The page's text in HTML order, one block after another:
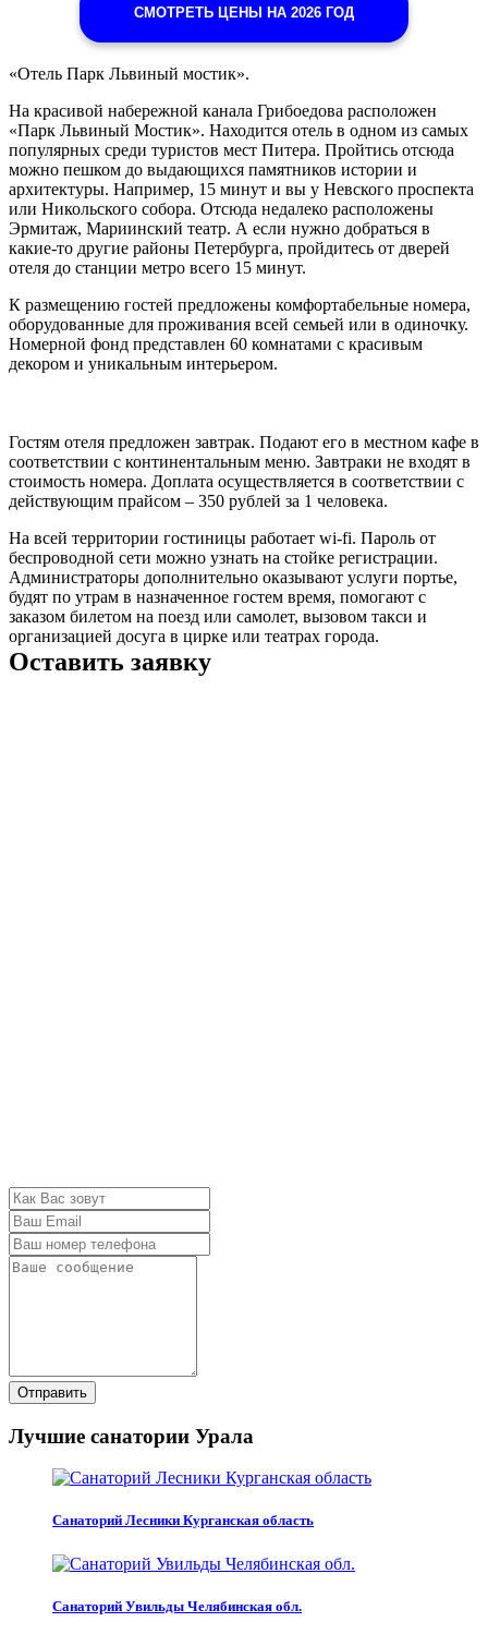
СМОТРЕТЬ ЦЕНЫ НА 2026 ГОД
«Отель Парк Львиный мостик».
На красивой набережной канала Грибоедова расположен
«Парк Львиный Мостик». Находится отель в одном из самых
популярных среди туристов мест Питера. Пройтись отсюда
можно пешком до выдающихся памятников истории и
архитектуры. Например, 15 минут и вы у Невского проспекта
или Никольского собора. Отсюда недалеко расположены
Эрмитаж, Мариинский театр. А если нужно добраться в
какие-то другие районы Петербурга, пройдитесь от дверей
отеля до станции метро всего 15 минут.
К размещению гостей предложены комфортабельные номера,
оборудованные для проживания всей семьей или в одиночку.
Номерной фонд представлен 60 комнатами с красивым
декором и уникальным интерьером.
Гостям отеля предложен завтрак. Подают его в местном кафе в
соответствии с континентальным меню. Завтраки не входят в
стоимость номера. Доплата осуществляется в соответствии с
действующим прайсом – 350 рублей за 1 человека.
На всей территории гостиницы работает wi-fi. Пароль от
беспроводной сети можно узнать на стойке регистрации.
Администраторы дополнительно оказывают услуги портье,
будят по утрам в назначенное гостем время, помогают с
заказом билетом на поезд или самолет, вызовом такси и
организацией досуга в цирке или театрах города.
Оставить заявку
Отправить
Лучшие санатории Урала
Санаторий Лесники Курганская область
Санаторий Увильды Челябинская обл.